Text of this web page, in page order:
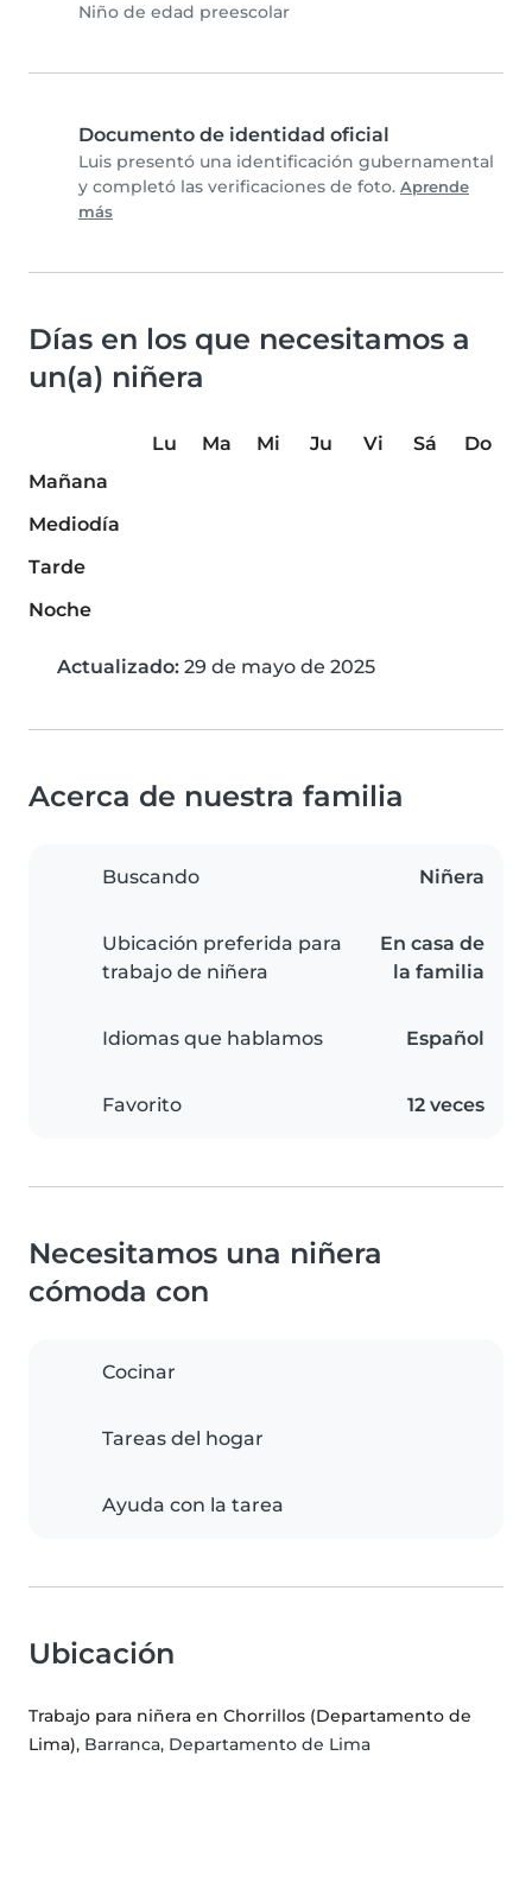
Niño de edad preescolar
Documento de identidad oficial
Luis presentó una identificación gubernamental
y completó las verificaciones de foto. Aprende
más
Días en los que necesitamos a
un(a) niñera
Lu Ma Mi Ju Vi Sá
Do
Mañana
Mediodía
Tarde
Noche
Actualizado: 29 de mayo de 2025
Acerca de nuestra familia
Buscando Niñera
Ubicación preferida para
trabajo de niñera
En casa de
la familia
Idiomas que hablamos Español
Favorito 12 veces
Necesitamos una niñera
cómoda con
Cocinar
Tareas del hogar
Ayuda con la tarea
Ubicación
Trabajo para niñera en Chorrillos (Departamento de
Lima), Barranca, Departamento de Lima